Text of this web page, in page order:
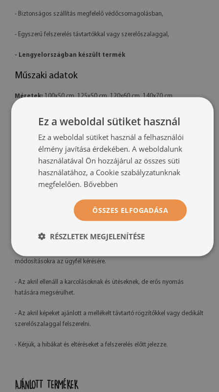
- Biztonságos szállítás megfelelő védőcsomagolásban,
- Egyszerű felszerelés távtartókkal vagy szerelőszalaggal,
- Lengyelországban készült termék
Műszaki adatok
Méretek:100x50 cm, 125x50 cm, 120x60 cm, 140x70 cm
4 mm vastag akril
Nyomtatás: UV – fakulásálló
Tájolás: vízszintes
távtartó rögzítők vagy szerelőszalag
További információk:
- A kész termék színei enyhén eltérhetnek a látványtervtől a monitor
- Saját gyártásunknak köszönhetően lehetőség van grafikai
módosításokra az ügyfél kérésére.
- Az akril ellenáll a karcolásoknak és ütéseknek, de erős nyomás
hatására megsérülhet.
- Az akril képeket ajánlott a mellékelt távtartó rögzítőkkel vagy dedikált
szerelőszalaggal felszerelni.
- Kérjük, a hibákat és eltéréseket a felszerelés előtt jelezze.
AJÁNLOTT TERMÉKEK
Ez a weboldal sütiket használ
Ez a weboldal sütiket használ a felhasználói
élmény javítása érdekében. A weboldalunk
használatával Ön hozzájárul az összes süti
használatához, a Cookie szabályzatunknak
megfelelően. Bővebben
ÖSSZES ELFOGADÁSA
RÉSZLETEK MEGJELENÍTÉSE